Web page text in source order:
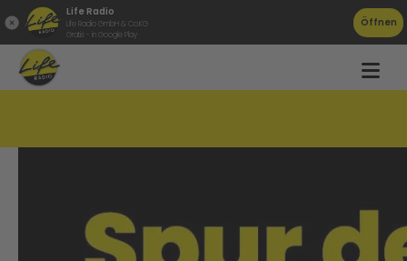
Life Radio
Life Radio GmbH & Co.KG
Gratis - in Google Play
Öffnen